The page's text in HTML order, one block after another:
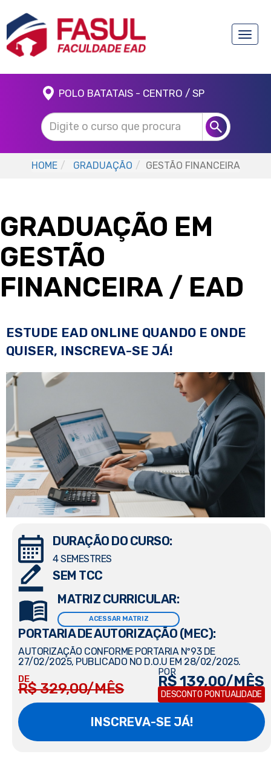
Toggle
POLO BATATAIS - CENTRO / SP
HOME GRADUAÇÃO GESTÃO FINANCEIRA
GRADUAÇÃO EM
GESTÃO
FINANCEIRA / EAD
ESTUDE EAD ONLINE QUANDO E ONDE
QUISER, INSCREVA-SE JÁ!
DURAÇÃO DO CURSO:
4 SEMESTRES
SEM TCC
MATRIZ CURRICULAR:
ACESSAR MATRIZ
PORTARIA DE AUTORIZAÇÃO (MEC):
AUTORIZAÇÃO CONFORME PORTARIA Nº93 DE
27/02/2025, PUBLICADO NO D.O.U EM 28/02/2025.
DE
R$ 329,00/MÊS
POR
R$ 139,00/MÊS
DESCONTO PONTUALIDADE
INSCREVA-SE JÁ!